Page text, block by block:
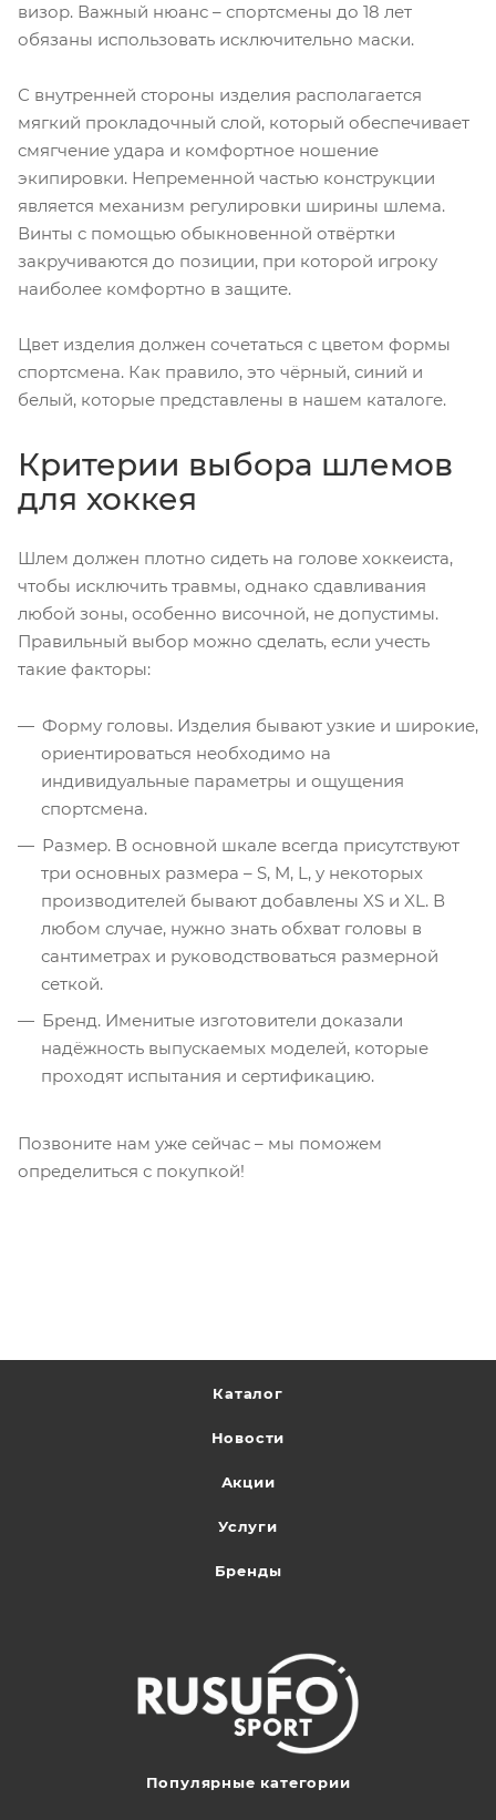
визор. Важный нюанс – спортсмены до 18 лет
обязаны использовать исключительно маски.
С внутренней стороны изделия располагается
мягкий прокладочный слой, который обеспечивает
смягчение удара и комфортное ношение
экипировки. Непременной частью конструкции
является механизм регулировки ширины шлема.
Винты с помощью обыкновенной отвёртки
закручиваются до позиции, при которой игроку
наиболее комфортно в защите.
Цвет изделия должен сочетаться с цветом формы
спортсмена. Как правило, это чёрный, синий и
белый, которые представлены в нашем каталоге.
Критерии выбора шлемов
для хоккея
Шлем должен плотно сидеть на голове хоккеиста,
чтобы исключить травмы, однако сдавливания
любой зоны, особенно височной, не допустимы.
Правильный выбор можно сделать, если учесть
такие факторы:
Форму головы. Изделия бывают узкие и широкие,
ориентироваться необходимо на
индивидуальные параметры и ощущения
спортсмена.
Размер. В основной шкале всегда присутствуют
три основных размера – S, M, L, у некоторых
производителей бывают добавлены XS и XL. В
любом случае, нужно знать обхват головы в
сантиметрах и руководствоваться размерной
сеткой.
Бренд. Именитые изготовители доказали
надёжность выпускаемых моделей, которые
проходят испытания и сертификацию.
Позвоните нам уже сейчас – мы поможем
определиться с покупкой!
Каталог
Новости
Акции
Услуги
Бренды
Популярные категории